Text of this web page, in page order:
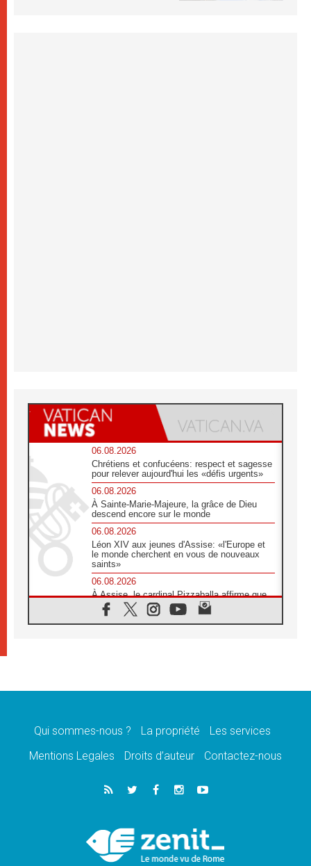
06.08.2026
Chrétiens et confucéens: respect et sagesse
pour relever aujourd'hui les «défis urgents»
06.08.2026
À Sainte-Marie-Majeure, la grâce de Dieu
descend encore sur le monde
06.08.2026
Léon XIV aux jeunes d'Assise: «l'Europe et
le monde cherchent en vous de nouveaux
saints»
06.08.2026
À Assise, le cardinal Pizzaballa affirme que
«les chrétiens veulent la paix»
06.08.2026
message de paix et de dignité humaine»
«La visite du Pape en Uruguay renforcera
05.08.2026
Le nonce en Ukraine: «Il est inquiétant
Léon XIV au Pérou, une lueur d'espoir pour
un peuple en quête de paix
Qui sommes-nous ? La propriété
Les services
Mentions Legales
Droits d’auteur Contactez-nous